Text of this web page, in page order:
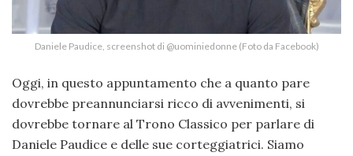
Daniele Paudice, screenshot di @uominiedonne (Foto da Facebook)
Oggi, in questo appuntamento che a quanto pare
dovrebbe preannunciarsi ricco di avvenimenti, si
dovrebbe tornare al Trono Classico per parlare di
Daniele Paudice e delle sue corteggiatrici. Siamo